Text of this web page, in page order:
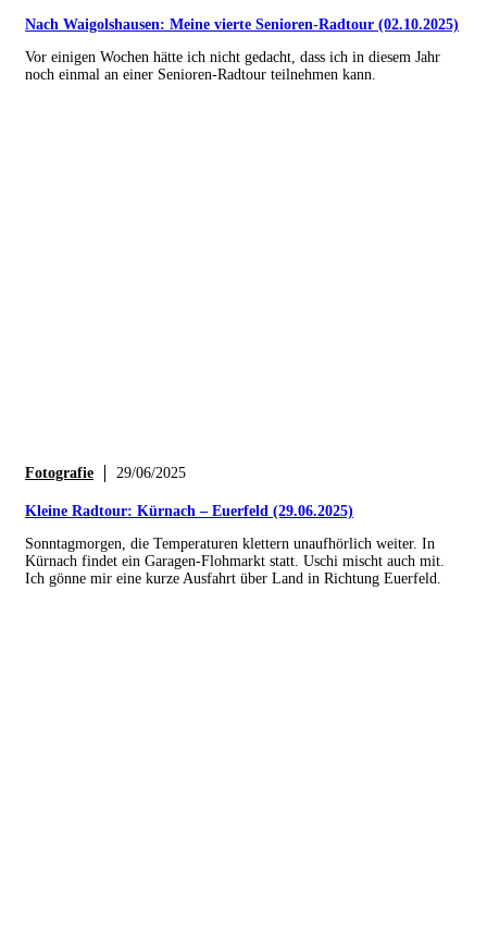
Nach Waigolshausen: Meine vierte Senioren-Radtour (02.10.2025)
Vor einigen Wochen hätte ich nicht gedacht, dass ich in diesem Jahr
noch einmal an einer Senioren-Radtour teilnehmen kann.
Fotografie 29/06/2025
Kleine Radtour: Kürnach – Euerfeld (29.06.2025)
Sonntagmorgen, die Temperaturen klettern unaufhörlich weiter. In
Kürnach findet ein Garagen-Flohmarkt statt. Uschi mischt auch mit.
Ich gönne mir eine kurze Ausfahrt über Land in Richtung Euerfeld.